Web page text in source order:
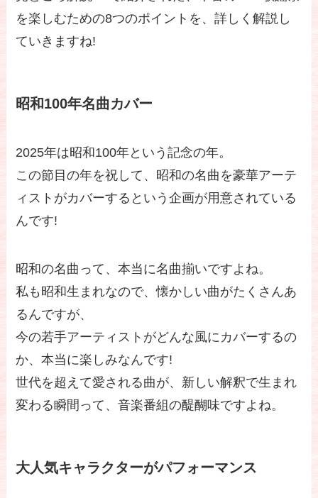
を楽しむための8つのポイントを、詳しく解説し
ていきますね!
昭和100年名曲カバー
2025年は昭和100年という記念の年。
この節目の年を祝して、昭和の名曲を豪華アーテ
ィストがカバーするという企画が用意されている
んです!
昭和の名曲って、本当に名曲揃いですよね。
私も昭和生まれなので、懐かしい曲がたくさんあ
るんですが、
今の若手アーティストがどんな風にカバーするの
か、本当に楽しみなんです!
世代を超えて愛される曲が、新しい解釈で生まれ
変わる瞬間って、音楽番組の醍醐味ですよね。
大人気キャラクターがパフォーマンス